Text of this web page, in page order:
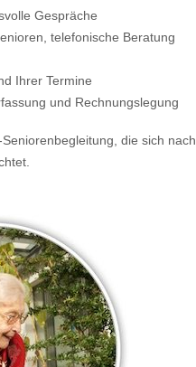
Gespräche
telefonische Beratung
Ihrer Termine
und Rechnungslegung
die sich nach